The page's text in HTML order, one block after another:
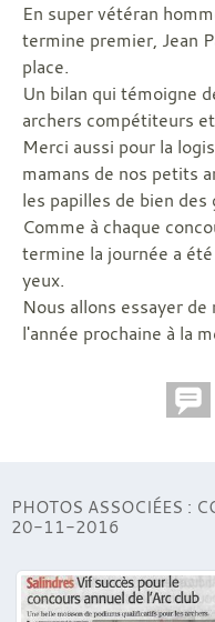
En super vétéran
termine premier, Jean
place.
Un bilan qui témoigne
archers compétiteurs
Merci aussi pour la
mamans de nos petits
les papilles de bien des
Comme à chaque
termine la journée a
yeux.
Nous allons essayer
l'année prochaine à la
PHOTOS ASSOCIÉES :
20-11-2016